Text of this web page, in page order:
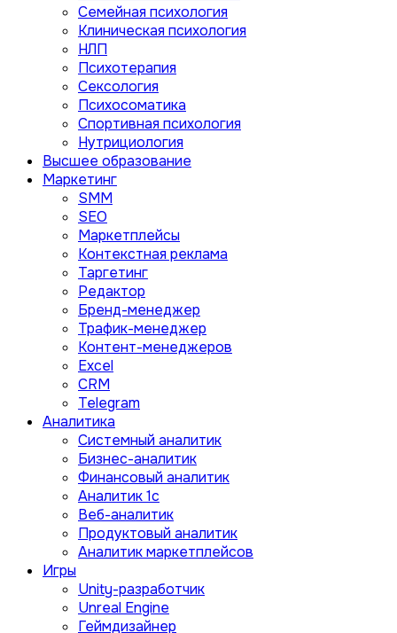
Семейная психология
Клиническая психология
НЛП
Психотерапия
Сексология
Психосоматика
Спортивная психология
Нутрициология
Высшее образование
Маркетинг
SMM
SEO
Маркетплейсы
Контекстная реклама
Таргетинг
Редактор
Бренд-менеджер
Трафик-менеджер
Контент-менеджеров
Excel
CRM
Telegram
Аналитика
Системный аналитик
Бизнес-аналитик
Финансовый аналитик
Aналитик 1с
Веб-аналитик
Продуктовый аналитик
Аналитик маркетплейсов
Игры
Unity-разработчик
Unreal Engine
Геймдизайнер